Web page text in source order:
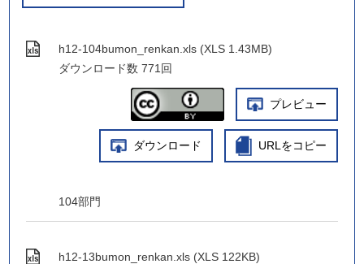
h12-104bumon_renkan.xls (XLS 1.43MB)
ダウンロード数 771回
プレビュー
ダウンロード URLをコピー
104部門
h12-13bumon_renkan.xls (XLS 122KB)